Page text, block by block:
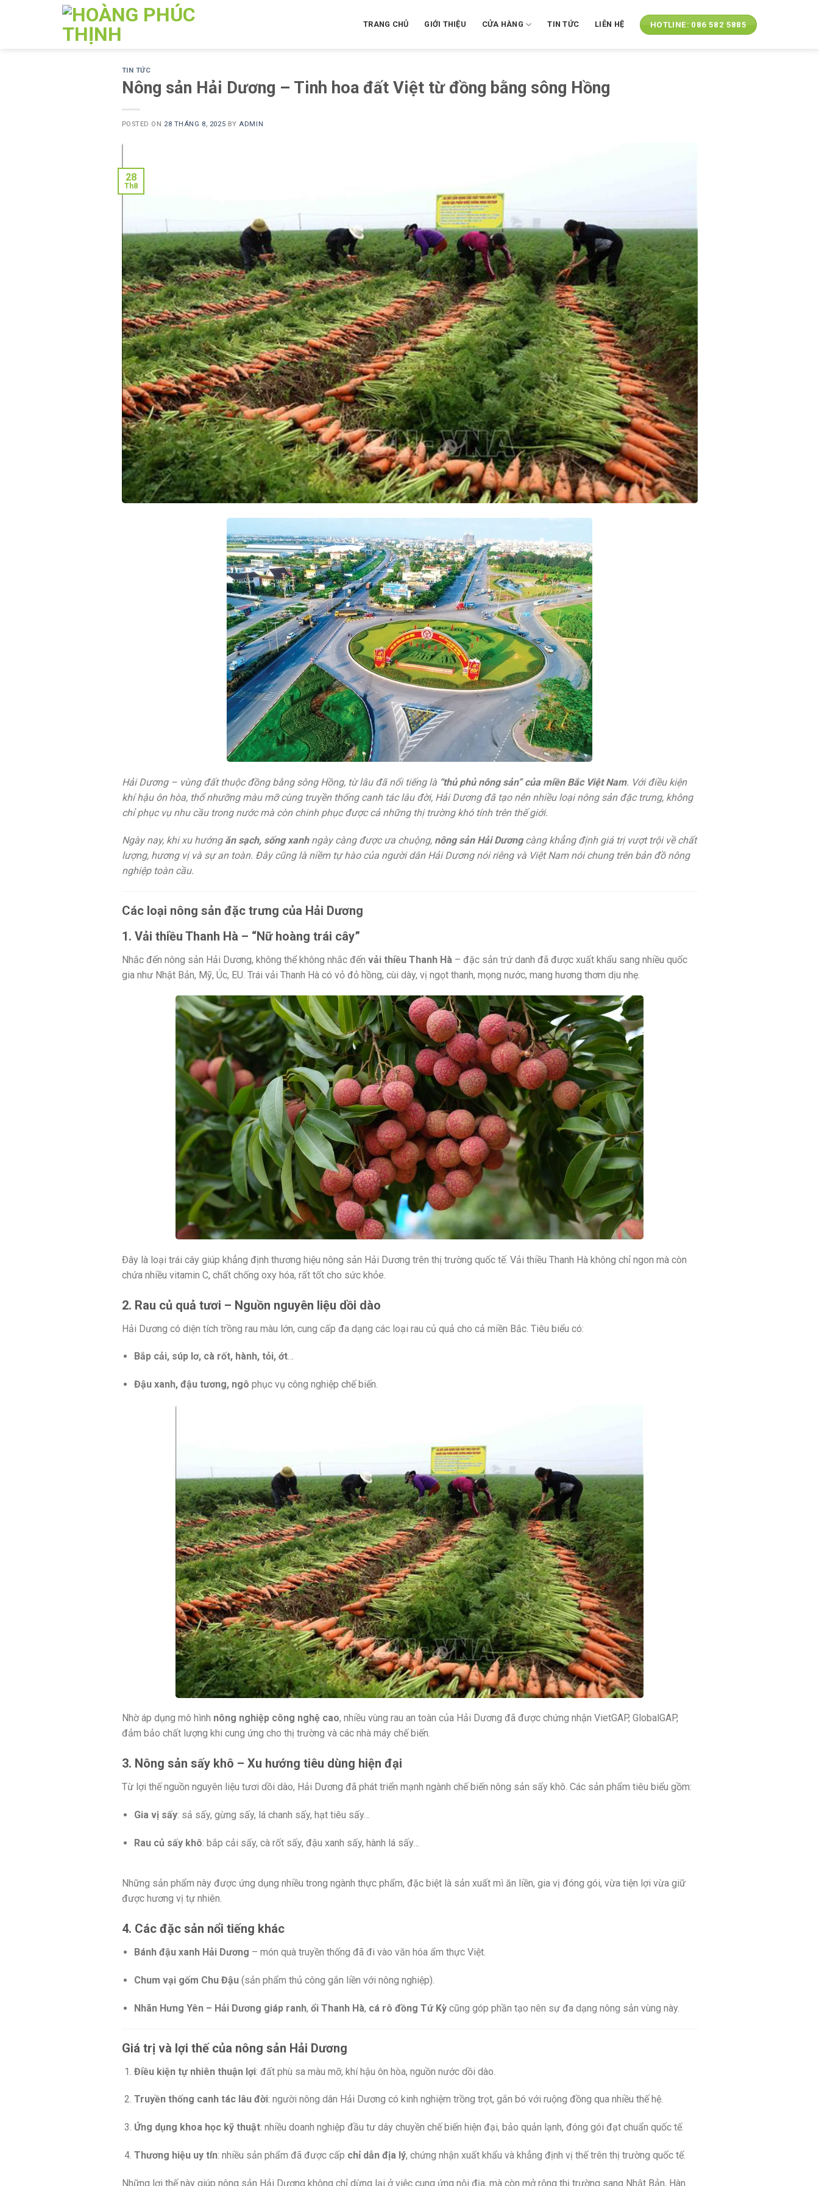
TRANG CHỦ GIỚI THIỆU CỬA HÀNG TIN TỨC LIÊN HỆ HOTLINE: 086 582 5885
TIN TỨC
Nông sản Hải Dương – Tinh hoa đất Việt từ đồng bằng sông Hồng
POSTED ON 28 THÁNG 8, 2025 BY ADMIN
28
Th8
Hải Dương – vùng đất thuộc đồng bằng sông Hồng, từ lâu đã nổi tiếng là “thủ phủ nông sản” của miền Bắc Việt Nam. Với điều kiện
khí hậu ôn hòa, thổ nhưỡng màu mỡ cùng truyền thống canh tác lâu đời, Hải Dương đã tạo nên nhiều loại nông sản đặc trưng, không
chỉ phục vụ nhu cầu trong nước mà còn chinh phục được cả những thị trường khó tính trên thế giới.
Ngày nay, khi xu hướng ăn sạch, sống xanhngày càng được ưa chuộng, nông sản Hải Dươngcàng khẳng định giá trị vượt trội về chất
lượng, hương vị và sự an toàn. Đây cũng là niềm tự hào của người dân Hải Dương nói riêng và Việt Nam nói chung trên bản đồ nông
nghiệp toàn cầu.
Các loại nông sản đặc trưng của Hải Dương
1. Vải thiều Thanh Hà – “Nữ hoàng trái cây”
Nhắc đến nông sản Hải Dương, không thể không nhắc đến vải thiều Thanh Hà– đặc sản trứ danh đã được xuất khẩu sang nhiều quốc
gia như Nhật Bản, Mỹ, Úc, EU. Trái vải Thanh Hà có vỏ đỏ hồng, cùi dày, vị ngọt thanh, mọng nước, mang hương thơm dịu nhẹ.
Đây là loại trái cây giúp khẳng định thương hiệu nông sản Hải Dương trên thị trường quốc tế. Vải thiều Thanh Hà không chỉ ngon mà còn
chứa nhiều vitamin C, chất chống oxy hóa, rất tốt cho sức khỏe.
2. Rau củ quả tươi – Nguồn nguyên liệu dồi dào
Hải Dương có diện tích trồng rau màu lớn, cung cấp đa dạng các loại rau củ quả cho cả miền Bắc. Tiêu biểu có:
Bắp cải, súp lơ, cà rốt, hành, tỏi, ớt…
Đậu xanh, đậu tương, ngô phục vụ công nghiệp chế biến.
Nhờ áp dụng mô hình nông nghiệp công nghệ cao, nhiều vùng rau an toàn của Hải Dương đã được chứng nhận VietGAP, GlobalGAP,
đảm bảo chất lượng khi cung ứng cho thị trường và các nhà máy chế biến.
3. Nông sản sấy khô – Xu hướng tiêu dùng hiện đại
Từ lợi thế nguồn nguyên liệu tươi dồi dào, Hải Dương đã phát triển mạnh ngành chế biến nông sản sấy khô. Các sản phẩm tiêu biểu gồm:
Gia vị sấy: sả sấy, gừng sấy, lá chanh sấy, hạt tiêu sấy…
Rau củ sấy khô: bắp cải sấy, cà rốt sấy, đậu xanh sấy, hành lá sấy…
Những sản phẩm này được ứng dụng nhiều trong ngành thực phẩm, đặc biệt là sản xuất mì ăn liền, gia vị đóng gói, vừa tiện lợi vừa giữ
được hương vị tự nhiên.
4. Các đặc sản nổi tiếng khác
Bánh đậu xanh Hải Dương – món quà truyền thống đã đi vào văn hóa ẩm thực Việt.
Chum vại gốm Chu Đậu (sản phẩm thủ công gắn liền với nông nghiệp).
Nhãn Hưng Yên – Hải Dương giáp ranh,ổi Thanh Hà, cá rô đồng Tứ Kỳ cũng góp phần tạo nên sự đa dạng nông sản vùng này.
Giá trị và lợi thế của nông sản Hải Dương
Điều kiện tự nhiên thuận lợi: đất phù sa màu mỡ, khí hậu ôn hòa, nguồn nước dồi dào.
Truyền thống canh tác lâu đời: người nông dân Hải Dương có kinh nghiệm trồng trọt, gắn bó với ruộng đồng qua nhiều thế hệ.
Ứng dụng khoa học kỹ thuật: nhiều doanh nghiệp đầu tư dây chuyền chế biến hiện đại, bảo quản lạnh, đóng gói đạt chuẩn quốc tế.
Thương hiệu uy tín: nhiều sản phẩm đã được cấp chỉ dẫn địa lý, chứng nhận xuất khẩu và khẳng định vị thế trên thị trường quốc tế.
Những lợi thế này giúp nông sản Hải Dương không chỉ dừng lại ở việc cung ứng nội địa, mà còn mở rộng thị trường sang Nhật Bản, Hàn